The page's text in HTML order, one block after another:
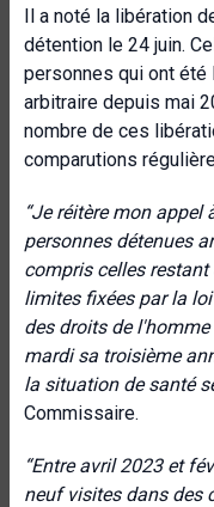
Il a noté la libération
détention le 24 juin.
personnes qui ont
arbitraire depuis mai
nombre de ces
comparutions
“Je réitère mon appel
personnes détenues
compris celles restant
limites fixées par la
des droits de
mardi sa troisième
la situation de santé
Commissaire.
“Entre avril 2023 et
neuf visites dans des